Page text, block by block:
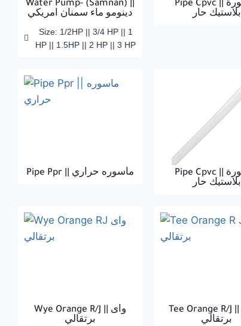
Water Pump- (Samnan) ||
دينومو ماء سمنان امريكي
Size: 1/2HP || 3/4 HP || 1
HP || 1.5HP || 2 HP || 3 HP
Pipe Cpvc || ماسورة
بلاستيك حار
Pipe Ppr || ماسوره حراري
Pipe Cpvc || ماسورة
بلاستيك حار
Wye Orange R/J || واى
برتقالي
Tee Orange R/J || قسام
برتقالي